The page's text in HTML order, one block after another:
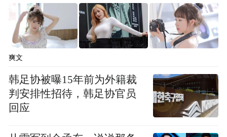
爽文
韩足协被曝15年前为外籍裁
判安排性招待，韩足协官员
回应